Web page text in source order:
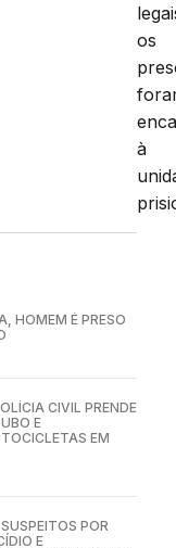
os
à
HOMEM É PRESO
CIVIL PRENDE
E
EM
POR
E